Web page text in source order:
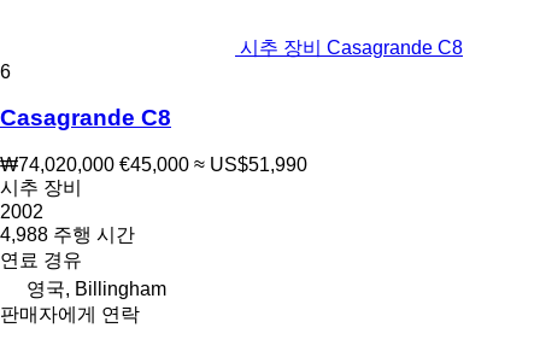
시추 장비 Casagrande C8
6
Casagrande C8
₩74,020,000 €45,000 ≈ US$51,990
시추 장비
2002
4,988 주행 시간
연료 경유
영국, Billingham
판매자에게 연락